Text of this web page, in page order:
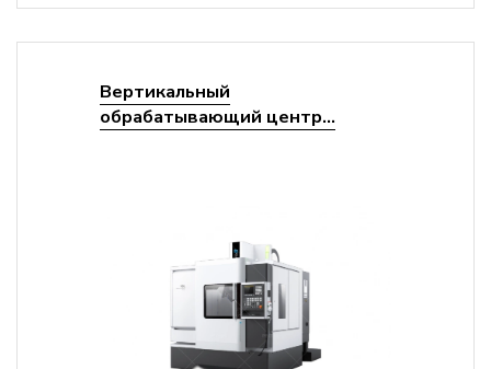
Вертикальный
обрабатывающий центр...